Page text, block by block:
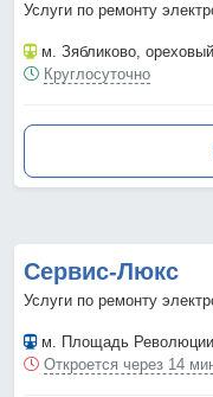
Услуги по ремонту
м. Зябликово,
Круглосуточно
Сервис-Люкс
Услуги по ремонту
м. Площадь Революции
Откроется через 14